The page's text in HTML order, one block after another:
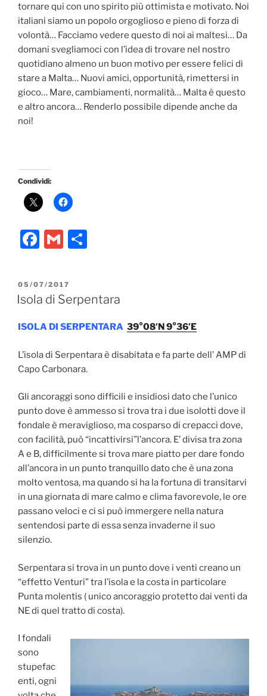
tornare qui con uno spirito più ottimista e motivato. Noi
italiani siamo un popolo orgoglioso e pieno di forza di
volontà… Facciamo vedere questo di noi ai maltesi… Da
domani svegliamoci con l’idea di trovare nel nostro
quotidiano almeno un buon motivo per essere felici di
stare a Malta… Nuovi amici, opportunità, rimettersi in
gioco… Mare, cambiamenti, normalità… Malta è questo
e altro ancora… Renderlo possibile dipende anche da
noi!
Condividi:
F
c
e
o
o
k
G
ai
l
di
di
PUBBLICATO
IL
05/07/2017
Isola di Serpentara
ISOLA DI SERPENTARA 39°08′N 9°36′E
L’isola di Serpentara è disabitata e fa parte dell’ AMP di
Capo Carbonara.
Gli ancoraggi sono difficili e insidiosi dato che l’unico
punto dove è ammesso si trova tra i due isolotti dove il
fondale è meraviglioso, ma cosparso di crepacci dove,
con facilità, può “incattivirsi”l’ancora. E’ divisa tra zona
A e B, difficilmente si trova mare piatto per dare fondo
all’ancora in un punto tranquillo dato che è una zona
molto ventosa, ma quando si ha la fortuna di transitarvi
in una giornata di mare calmo e clima favorevole, le ore
passano veloci e ci si può immergere nella natura
sentendosi parte di essa senza invaderne il suo
silenzio.
Serpentara si trova in un punto dove i venti creano un
“effetto Venturi” tra l’isola e la costa in particolare
Punta molentis ( unico ancoraggio protetto dai venti da
NE di quel tratto di costa).
I fondali
sono
stupefac
enti, ogni